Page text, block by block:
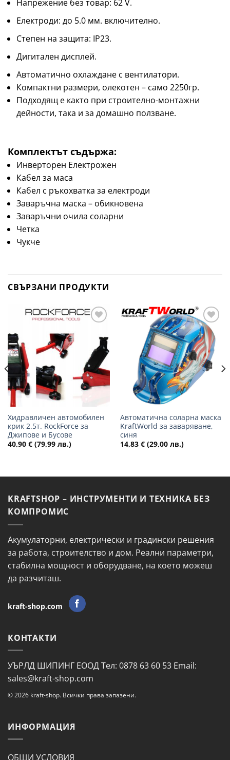
Напрежение без товар: 62 V.
Електроди: до 5.0 мм. включително.
Степен на защита: IP23.
Дигитален дисплей.
Автоматично охлаждане с вентилатори.
Компактни размери, олекотен – само 2250гр.
Подходящ е както при строително-монтажни
дейности, така и за домашно ползване.
Комплектът съдържа:
Инверторен Електрожен
Кабел за маса
Кабел с ръкохватка за електроди
Заваръчна маска – обикновена
Заваръчни очила соларни
Четка
Чукче
СВЪРЗАНИ ПРОДУКТИ
желани
Хидравличен автомобилен
крик 2.5т. RockForce за
Джипове и Бусове
40,90 € (79,99 лв.)
Добави
в
желани
Автоматична соларна маска
KraftWorld за заваряване,
синя
14,83 € (29,00 лв.)
KRAFTSHOP – ИНСТРУМЕНТИ И ТЕХНИКА БЕЗ
КОМПРОМИС
Акумулаторни, електрически и градински решения
за работа, строителство и дом. Реални параметри,
стабилна мощност и оборудване, на което можеш
да разчиташ.
kraft-shop.com
КОНТАКТИ
УЪРЛД ШИПИНГ ЕООД Тел: 0878 63 60 53 Email:
sales@kraft-shop.com
© 2026 kraft-shop. Всички права запазени.
ИНФОРМАЦИЯ
ОБЩИ УСЛОВИЯ